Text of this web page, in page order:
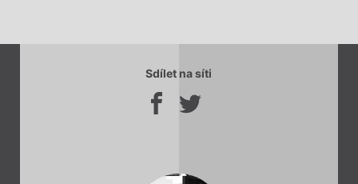
Sdílet na síti